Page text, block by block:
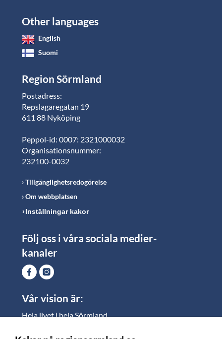
Other languages
English
Suomi
Region Sörmland
Postadress:
Repslagaregatan 19
611 88 Nyköping
Peppol-id: 0007: 2321000032
Organisationsnummer:
232100-0032
Tillgänglighetsredogörelse
Om webbplatsen
Inställningar kakor
Följ oss i våra sociala medier-
kanaler
Vår vision är:
Hela livet i hela Sörmland.
vi vill skapa jämlika möjligheter för både